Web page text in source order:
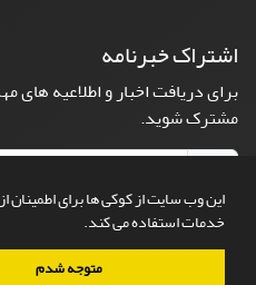
این وب سایت از کوکی ها برای اطمینان
خدمات استفاده می کند.
متوجه شدم
اشتراک خبرنامه
برای دریافت اخبار و اطلاعیه های
مشترک شوید.